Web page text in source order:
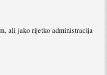
ali jako rijetko administracija